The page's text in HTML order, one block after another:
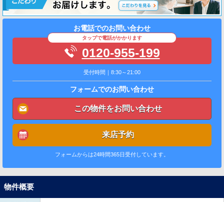
お電話でのお問い合わせ
タップで電話がかかります
0120-955-199
受付時間｜8:30～21:00
フォームでのお問い合わせ
この物件をお問い合わせ
来店予約
フォームからは24時間365日受付しています。
物件概要